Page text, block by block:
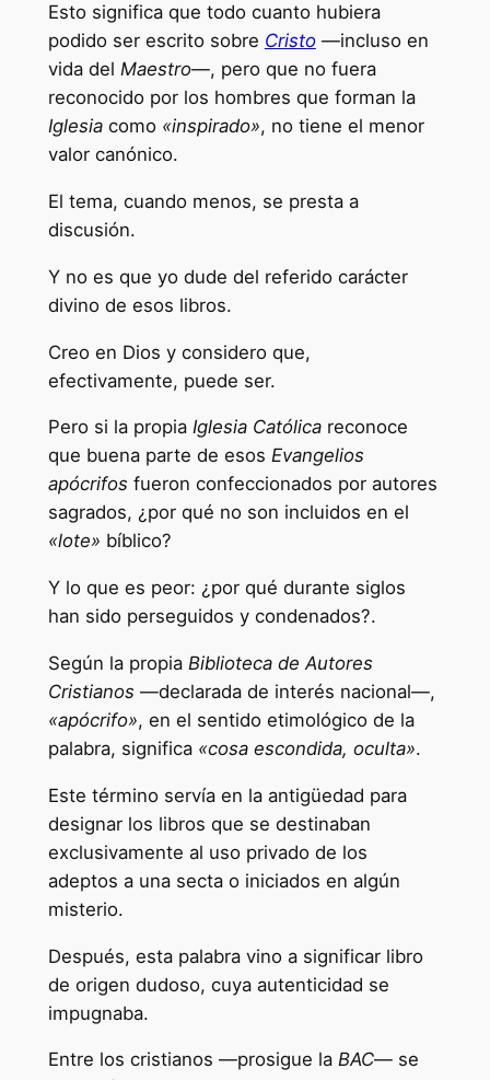
Esto significa que todo cuanto hubiera
podido ser escrito sobre Cristo—incluso en
vida del Maestro—, pero que no fuera
reconocido por los hombres que forman la
Iglesiacomo «inspirado», no tiene el menor
valor canónico.
El tema, cuando menos, se presta a
discusión.
Y no es que yo dude del referido carácter
divino de esos libros.
Creo en Dios y considero que,
efectivamente, puede ser.
Pero si la propia Iglesia Católicareconoce
que buena parte de esos Evangelios
apócrifos fueron confeccionados por autores
sagrados, ¿por qué no son incluidos en el
«lote» bíblico?
Y lo que es peor: ¿por qué durante siglos
han sido perseguidos y condenados?.
Según la propia Biblioteca de Autores
Cristianos —declarada de interés nacional—,
«apócrifo», en el sentido etimológico de la
palabra, significa «cosa escondida, oculta».
Este término servía en la antigüedad para
designar los libros que se destinaban
exclusivamente al uso privado de los
adeptos a una secta o iniciados en algún
misterio.
Después, esta palabra vino a significar libro
de origen dudoso, cuya autenticidad se
impugnaba.
Entre los cristianos —prosigue la BAC— se